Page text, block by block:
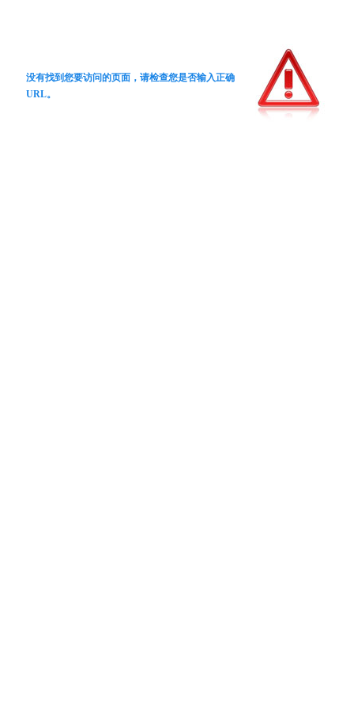
没有找到您要访问的页面，请检查您是否输入正确
URL。